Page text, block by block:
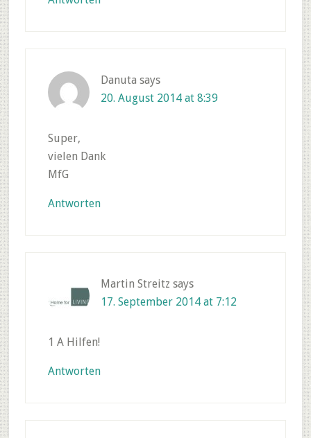
Danuta says
20. August 2014 at 8:39
Super,
vielen Dank
MfG
Antworten
Martin Streitz says
17. September 2014 at 7:12
1 A Hilfen!
Antworten